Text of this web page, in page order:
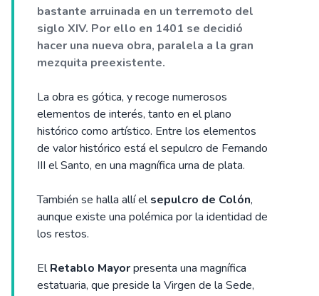
bastante arruinada en un terremoto del
siglo XIV. Por ello en 1401 se decidió
hacer una nueva obra, paralela a la gran
mezquita preexistente.
La obra es gótica, y recoge numerosos
elementos de interés, tanto en el plano
histórico como artístico. Entre los elementos
de valor histórico está el sepulcro de Fernando
III el Santo, en una magnífica urna de plata.
También se halla allí elsepulcro de Colón,
aunque existe una polémica por la identidad de
los restos.
ElRetablo Mayorpresenta una magnífica
estatuaria, que preside la Virgen de la Sede,